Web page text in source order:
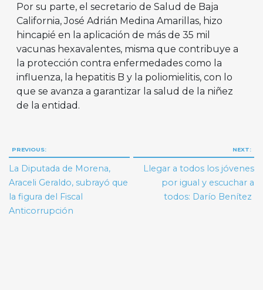
Por su parte, el secretario de Salud de Baja
California, José Adrián Medina Amarillas, hizo
hincapié en la aplicación de más de 35 mil
vacunas hexavalentes, misma que contribuye a
la protección contra enfermedades como la
influenza, la hepatitis B y la poliomielitis, con lo
que se avanza a garantizar la salud de la niñez
de la entidad.
Navegación
de
entradas
PREVIOUS:
La Diputada de Morena,
Araceli Geraldo, subrayó que
la figura del Fiscal
Anticorrupción
NEXT:
Llegar a todos los jóvenes
por igual y escuchar a
todos: Darío Benítez